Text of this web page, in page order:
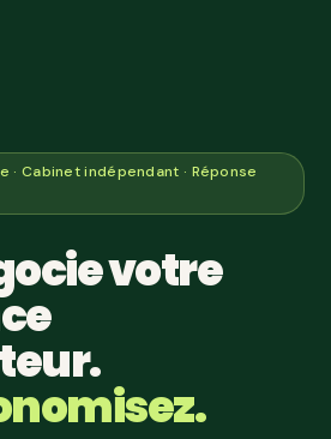
· Cabinet indépendant · Réponse
votre